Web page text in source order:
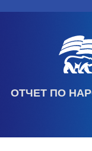
ОТЧЕТ ПО